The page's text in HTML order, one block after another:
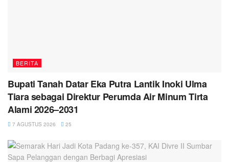
BERITA
Bupati Tanah Datar Eka Putra Lantik Inoki Ulma
Tiara sebagai Direktur Perumda Air Minum Tirta
Alami 2026–2031
7 AGUSTUS 2026 25